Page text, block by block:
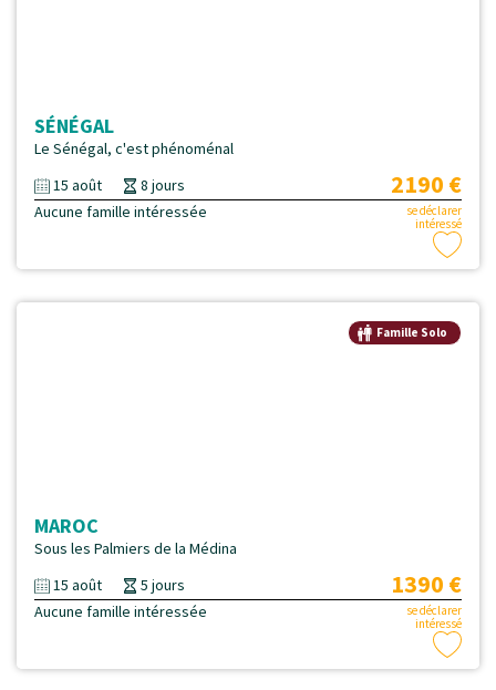
SÉNÉGAL
Le Sénégal, c'est phénoménal
15 août
8 jours 2190 €
Aucune famille intéressée
se déclarer
intéressé
Famille Solo
MAROC
Sous les Palmiers de la Médina
15 août
5 jours 1390 €
Aucune famille intéressée
se déclarer
intéressé